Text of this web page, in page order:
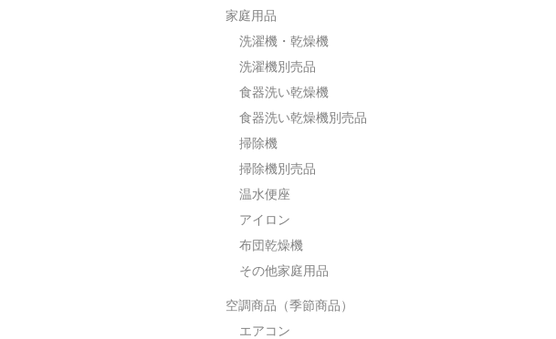
家庭用品
洗濯機・乾燥機
洗濯機別売品
食器洗い乾燥機
食器洗い乾燥機別売品
掃除機
掃除機別売品
温水便座
アイロン
布団乾燥機
その他家庭用品
空調商品（季節商品）
エアコン